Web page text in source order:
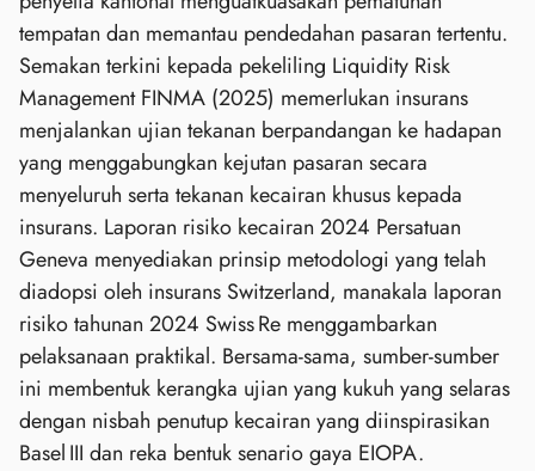
tempatan dan memantau pendedahan pasaran tertentu.
Semakan terkini kepada pekeliling Liquidity Risk
Management FINMA (2025) memerlukan insurans
menjalankan ujian tekanan berpandangan ke hadapan
yang menggabungkan kejutan pasaran secara
menyeluruh serta tekanan kecairan khusus kepada
insurans. Laporan risiko kecairan 2024 Persatuan
Geneva menyediakan prinsip metodologi yang telah
diadopsi oleh insurans Switzerland, manakala laporan
risiko tahunan 2024 Swiss Re menggambarkan
pelaksanaan praktikal. Bersama‑sama, sumber‑sumber
ini membentuk kerangka ujian yang kukuh yang selaras
dengan nisbah penutup kecairan yang diinspirasikan
Basel III dan reka bentuk senario gaya EIOPA.